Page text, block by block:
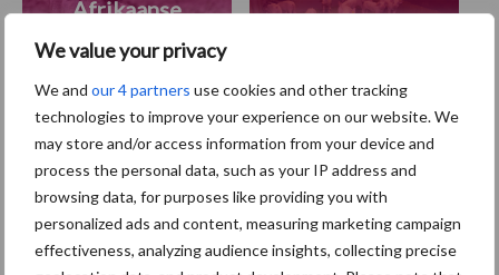
We value your privacy
We and our 4 partners use cookies and other tracking
technologies to improve your experience on our website. We
may store and/or access information from your device and
process the personal data, such as your IP address and
browsing data, for purposes like providing you with
personalized ads and content, measuring marketing campaign
effectiveness, analyzing audience insights, collecting precise
Primaire
Afrikaanse
varkenspest
Toon meer